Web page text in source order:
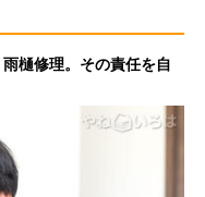
樋修理。その責任を自